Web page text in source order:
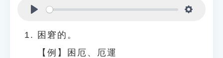
困窘的。
【例】困厄、厄運